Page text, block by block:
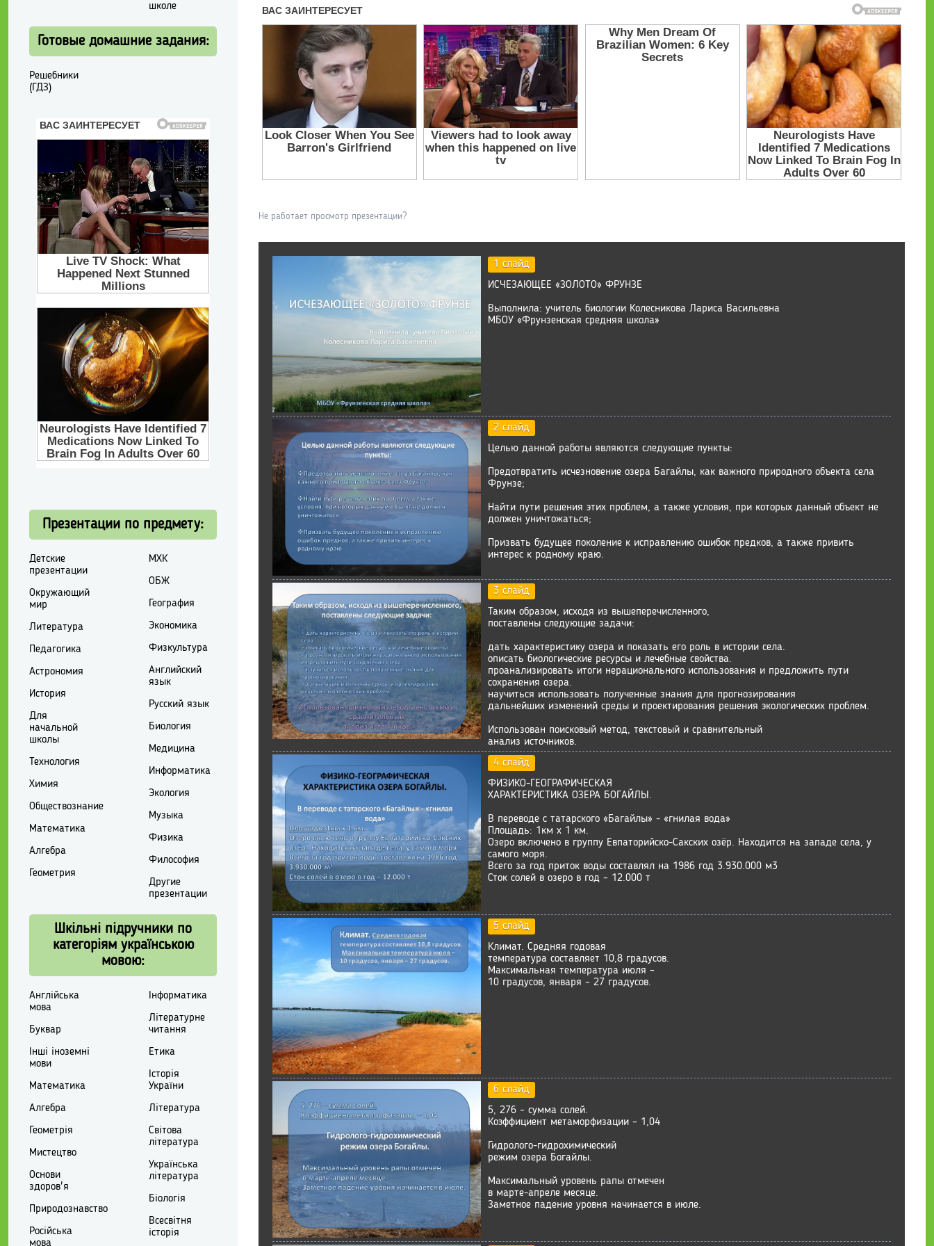
Не работает просмотр презентации?
1 слайд
ИСЧЕЗАЮЩЕЕ «ЗОЛОТО» ФРУНЗЕ
Выполнила: учитель биологии Колесникова Лариса Васильевна
МБОУ «Фрунзенская средняя школа»
2 слайд
Целью данной работы являются следующие пункты:
Предотвратить исчезновение озера Багайлы, как важного природного объекта села
Фрунзе;
Найти пути решения этих проблем, а также условия, при которых данный объект не
должен уничтожаться;
Призвать будущее поколение к исправлению ошибок предков, а также привить
интерес к родному краю.
3 слайд
Таким образом, исходя из вышеперечисленного,
поставлены следующие задачи:
дать характеристику озера и показать его роль в истории села.
описать биологические ресурсы и лечебные свойства.
проанализировать итоги нерационального использования и предложить пути
сохранения озера.
научиться использовать полученные знания для прогнозирования
дальнейших изменений среды и проектирования решения экологических проблем.
Использован поисковый метод, текстовый и сравнительный
анализ источников.
4 слайд
ФИЗИКО-ГЕОГРАФИЧЕСКАЯ
ХАРАКТЕРИСТИКА ОЗЕРА БОГАЙЛЫ.
В переводе с татарского «Багайлы» - «гнилая вода»
Площадь: 1км х 1 км.
Озеро включено в группу Евпаторийско-Сакских озёр. Находится на западе села, у
самого моря.
Всего за год приток воды составлял на 1986 год 3.930.000 м3
Сток солей в озеро в год – 12.000 т
5 слайд
Климат. Средняя годовая
температура составляет 10,8 градусов.
Максимальная температура июля –
10 градусов, января – 27 градусов.
6 слайд
5, 276 – сумма солей.
Коэффициент метаморфизации – 1,04
Гидролого-гидрохимический
режим озера Богайлы.
Максимальный уровень рапы отмечен
в марте-апреле месяце.
Заметное падение уровня начинается в июле.
школе
Готовые домашние задания:
Решебники
(ГДЗ)
Презентации по предмету:
Детские
презентации
Окружающий
мир
Литература
Педагогика
Астрономия
История
Для
начальной
школы
Технология
Химия
Обществознание
Математика
Алгебра
Геометрия
МХК
ОБЖ
География
Экономика
Физкультура
Английский
язык
Русский язык
Биология
Медицина
Информатика
Экология
Музыка
Физика
Философия
Другие
презентации
Шкільні підручники по
категоріям українською
мовою:
Англійська
мова
Буквар
Інші іноземні
мови
Математика
Алгебра
Геометрія
Мистецтво
Основи
здоров'я
Природознавство
Російська
мова
Інформатика
Літературне
читання
Етика
Історія
України
Література
Світова
література
Українська
література
Біологія
Всесвітня
історія